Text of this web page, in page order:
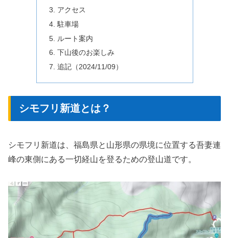
アクセス
駐車場
ルート案内
下山後のお楽しみ
追記（2024/11/09）
シモフリ新道とは？
シモフリ新道は、福島県と山形県の県境に位置する吾妻連
峰の東側にある一切経山を登るための登山道です。